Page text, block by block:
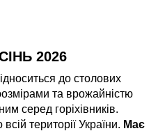
2026
до столових
та врожайністю
серед горіхівників.
території України. Має